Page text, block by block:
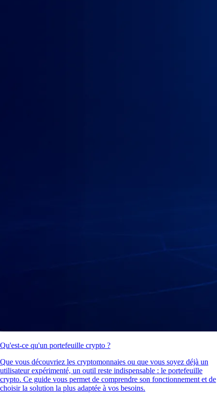
Qu'est-ce qu'un portefeuille crypto ?
Que vous découvriez les cryptomonnaies ou que vous soyez déjà un
utilisateur expérimenté, un outil reste indispensable : le portefeuille
crypto. Ce guide vous permet de comprendre son fonctionnement et de
choisir la solution la plus adaptée à vos besoins.